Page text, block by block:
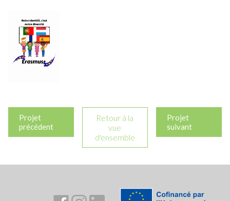
Projet
précédent
Retour à la
vue
d'ensemble
Projet
suivant